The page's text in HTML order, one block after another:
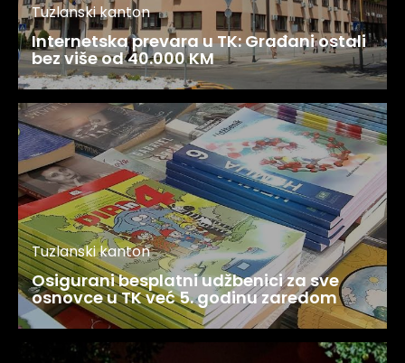
Tuzlanski kanton
Internetska prevara u TK: Građani ostali
bez više od 40.000 KM
Tuzlanski kanton
Osigurani besplatni udžbenici za sve
osnovce u TK već 5. godinu zaredom